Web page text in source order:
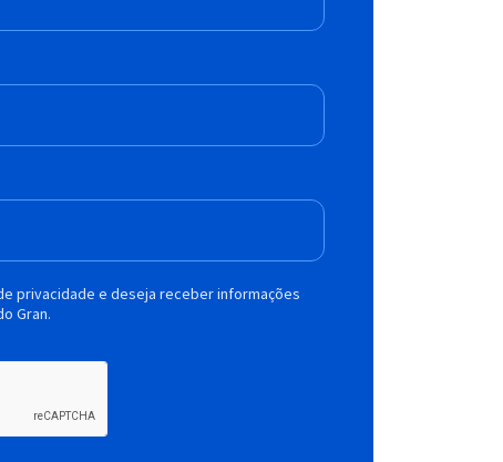
privacidade e deseja receber informações
Gran.